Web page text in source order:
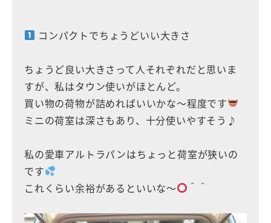
コンパクトでちょうどいい大きさ
ちょうど良い大きさって人それぞれだと思いま
すが、私はタウン使いがほとんど。
買い物の荷物が詰めればいいかな〜程度です
ミニの荷室は深さもあり、十分使いやすそう♪
私の愛車アルトラパンはちょっと荷室が狭いの
です
これくらい余裕があるといいな〜
＾＾